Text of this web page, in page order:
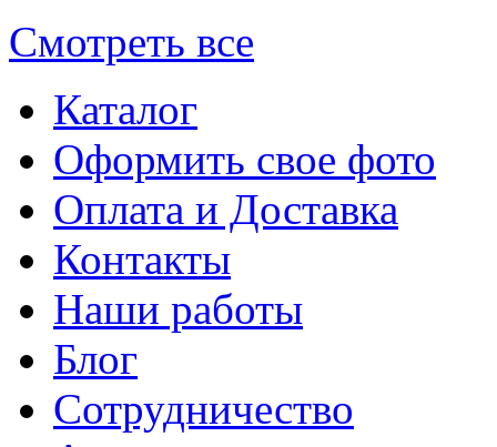
Смотреть все
Каталог
Оформить свое фото
Оплата и Доставка
Контакты
Наши работы
Блог
Сотрудничество